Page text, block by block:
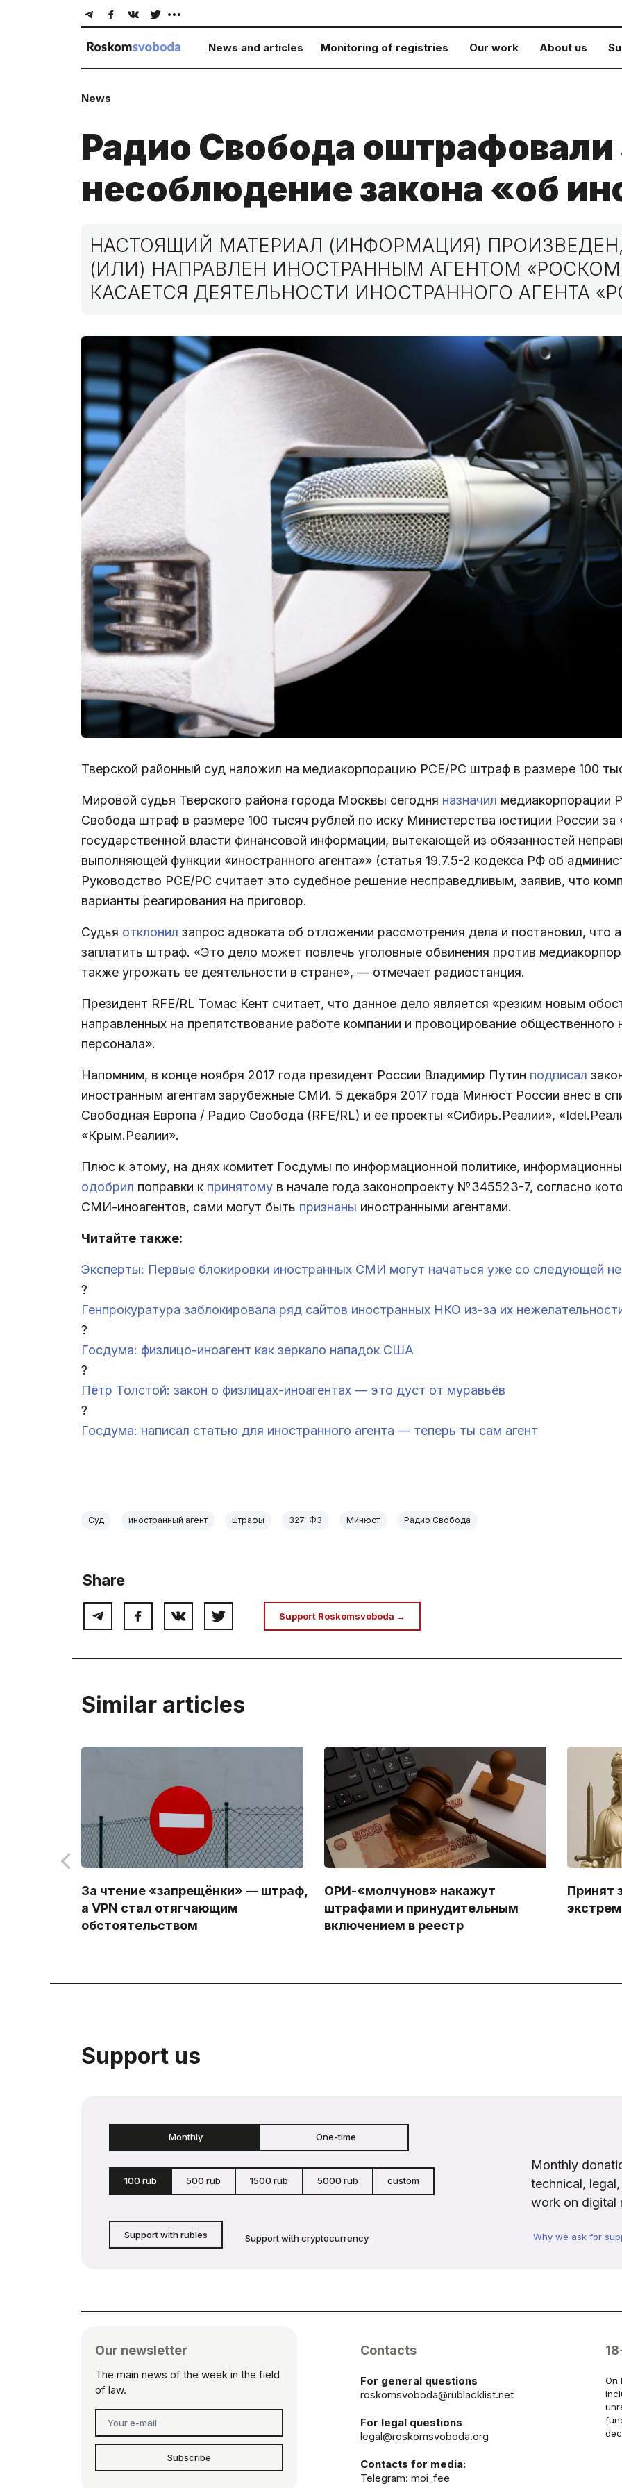
News and articles Monitoring of registries Our work About us
News
Радио Свобода оштрафовали
несоблюдение закона «об
НАСТОЯЩИЙ МАТЕРИАЛ (ИНФОРМАЦИЯ)
(ИЛИ) НАПРАВЛЕН ИНОСТРАННЫМ АГЕНТОМ
КАСАЕТСЯ ДЕЯТЕЛЬНОСТИ ИНОСТРАННОГО АГЕНТА
Тверской районный суд наложил на медиакорпорацию РСЕ/РС штраф в размере 100
Мировой судья Тверского района города Москвы сегодня назначил медиакорпорации
Свобода штраф в размере 100 тысяч рублей по иску Министерства юстиции России за
государственной власти финансовой информации, вытекающей из обязанностей
выполняющей функции «иностранного агента»» (статья 19.7.5-2 кодекса РФ об
Руководство РСЕ/РС считает это судебное решение несправедливым, заявив, что
варианты реагирования на приговор.
Судья отклонил запрос адвоката об отложении рассмотрения дела и постановил, что
заплатить штраф. «Это дело может повлечь уголовные обвинения против
также угрожать ее деятельности в стране», — отмечает радиостанция.
Президент RFE/RL Томас Кент считает, что данное дело является «резким новым
направленных на препятствование работе компании и провоцирование
персонала».
Напомним, в конце ноября 2017 года президент России Владимир Путин подписал
иностранным агентам зарубежные СМИ. 5 декабря 2017 года Минюст России внес в
Свободная Европа / Радио Свобода (RFE/RL) и ее проекты «Сибирь.Реалии»,
«Крым.Реалии».
Плюс к этому, на днях комитет Госдумы по информационной политике,
одобрил поправки к принятому в начале года законопроекту №345523-7, согласно
СМИ-иноагентов, сами могут быть признаны иностранными агентами.
Читайте также:
Эксперты: Первые блокировки иностранных СМИ могут начаться уже со следующей
?
Генпрокуратура заблокировала ряд сайтов иностранных НКО из-за их
?
Госдума: физлицо-иноагент как зеркало нападок США
?
Пётр Толстой: закон о физлицах-иноагентах — это дуст от муравьёв
?
Госдума: написал статью для иностранного агента — теперь ты сам агент
Суд иностранный агент штрафы 327-ФЗ Минюст Радио Свобода
Share
Support Roskomsvoboda →
Similar articles
За чтение «запрещёнки» — штраф,
а VPN стал отягчающим
обстоятельством
ОРИ-«молчунов» накажут
штрафами и принудительным
включением в реестр
Принят
Support us
Monthly One-time
100 rub 500 rub 1500 rub 5000 rub custom
Support with rubles Support with cryptocurrency
Monthly
technical,
work on digital
Why we ask for
Our newsletter
The main news of the week in the field
of law.
Subscribe
Contacts
For general questions
roskomsvoboda@rublacklist.net
For legal questions
legal@roskomsvoboda.org
Contacts for media:
Telegram: moi_fee
On